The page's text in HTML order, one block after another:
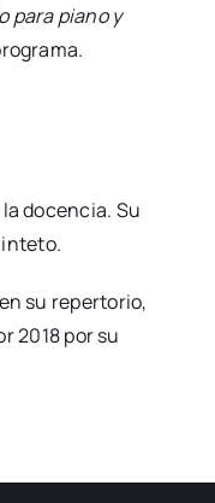
para piano y
docen­cia. Su
su reper­to­rio,
2018 por su